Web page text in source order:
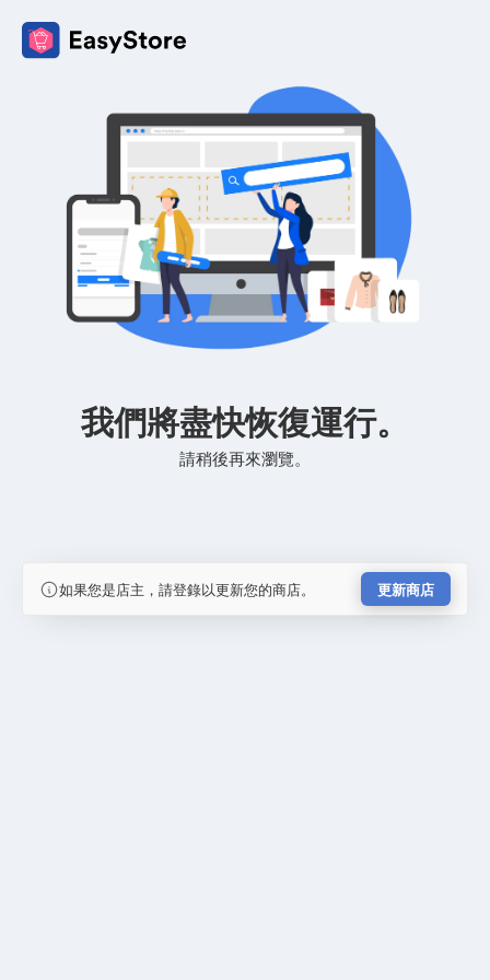
我們將盡快恢復運行。
請稍後再來瀏覽。
如果您是店主，請登錄以更新您的商店。 更新商店